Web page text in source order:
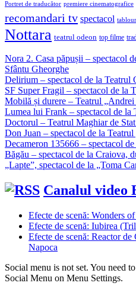
Portret de traducător premiere cinematografice
recomandari tv spectacol
Nottara teatrul odeon top filme
Nora 2. Casa păpușii – spectacol
Sfântu Gheorghe
Delirium – spectacol de la Teatrul
SF Super Fragil – spectacol de la
Mobilă și durere – Teatrul
Lumea lui Frank – spectacol de la
Doctorul – Teatrul Maghiar de
Don Juan – spectacol de la Teatrul
Decameron 135666 – spectacol
Băgău – spectacol de la Craiova,
„Lapte”, spectacol de la „Toma
Canalul video
Efecte de scenă: Wonders
Efecte de scenă: Iubirea
Efecte de scenă: Reactor
Napoca
Social menu is not set. You need
Social Menu on Menu Settings.